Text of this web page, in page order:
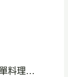
料理…